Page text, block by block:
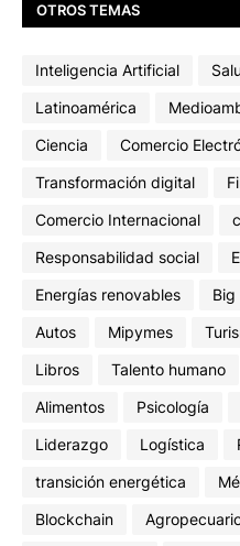
OTROS TEMAS
Inteligencia Artificial
Latinoamérica
Ciencia
Comercio
Transformación digital
Comercio Internacional
Responsabilidad social
Energías renovables
Big
Autos
Mipymes
Libros
Talento humano
Alimentos
Psicología
Liderazgo
Logística
transición energética
Blockchain